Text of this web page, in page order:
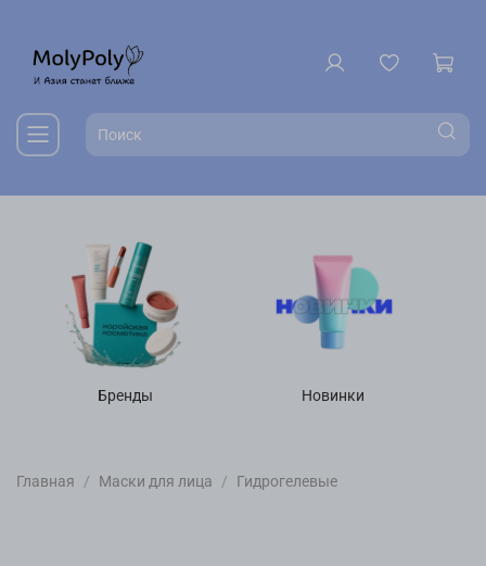
Бренды Новинки
Главная Маски для лица Гидрогелевые